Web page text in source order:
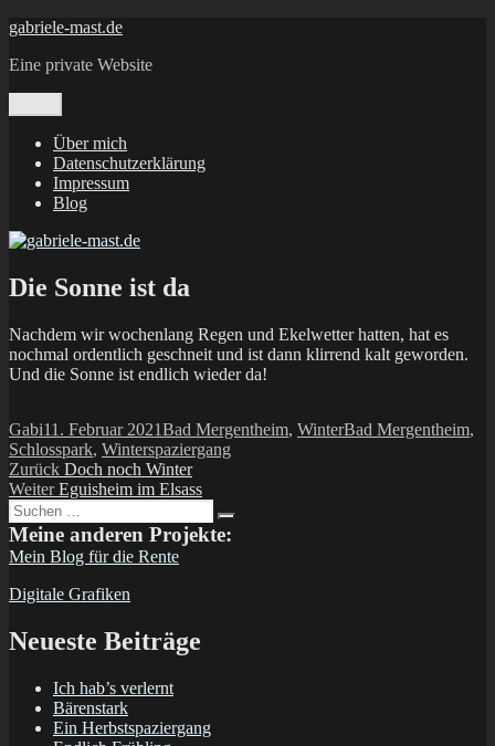
Zum
springen
gabriele-mast.de
Eine private Website
Über mich
Datenschutzerklärung
Impressum
Blog
Die Sonne ist da
Nachdem wir wochenlang Regen und Ekelwetter hatten, hat es
nochmal ordentlich geschneit und ist dann klirrend kalt geworden.
Und die Sonne ist endlich wieder da!
Autor
GabiVeröffentlicht
am
11. Februar 2021Kategorien
Bad Mergentheim, WinterSchlagwörter
Bad Mergentheim,
Schlosspark, Winterspaziergang
Beitragsnavigation
Zurück Vorheriger
Beitrag:
Doch noch Winter
Weiter Nächster
Beitrag:
Eguisheim im Elsass
Suchen
nach:
Meine anderen Projekte:
Mein Blog für die Rente
Digitale Grafiken
Neueste Beiträge
Ich hab’s verlernt
Bärenstark
Ein Herbstspaziergang